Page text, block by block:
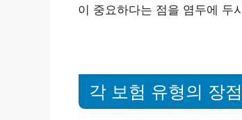
이 중요하다는 점을 염두에 두
각 보험 유형의 장